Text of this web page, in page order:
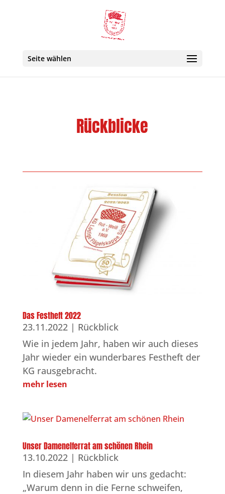
Seite wählen
Rückblicke
Das Festheft 2022
23.11.2022| Rückblick
Wie in jedem Jahr, haben wir auch dieses
Jahr wieder ein wunderbares Festheft der
KG rausgebracht.
mehr lesen
Unser Damenelferrat am schönen Rhein
13.10.2022| Rückblick
In diesem Jahr haben wir uns gedacht:
„Warum denn in die Ferne schweifen,